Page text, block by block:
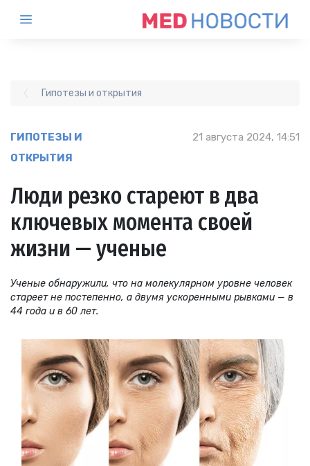
Гипотезы и открытия
ГИПОТЕЗЫ И
ОТКРЫТИЯ
21 августа 2024, 14:51
Люди резко стареют в два
ключевых момента своей
жизни — ученые
Ученые обнаружили, что на молекулярном уровне человек
стареет не постепенно, а двумя ускоренными рывками — в
44 года и в 60 лет.